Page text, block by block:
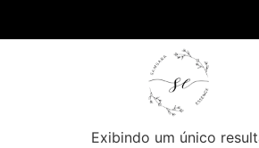
Exibindo um único